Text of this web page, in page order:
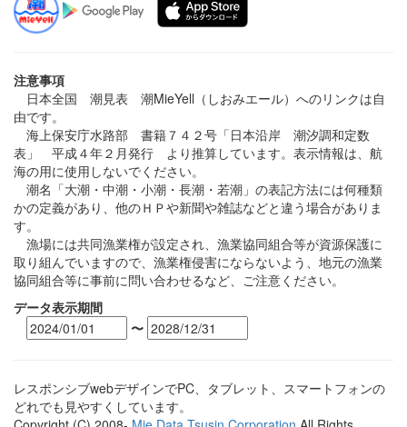
注意事項
日本全国 潮見表 潮MieYell（しおみエール）へのリンクは自
由です。
海上保安庁水路部 書籍７４２号「日本沿岸 潮汐調和定数
表」 平成４年２月発行 より推算しています。表示情報は、航
海の用に使用しないでください。
潮名「大潮・中潮・小潮・長潮・若潮」の表記方法には何種類
かの定義があり、他のＨＰや新聞や雑誌などと違う場合がありま
す。
漁場には共同漁業権が設定され、漁業協同組合等が資源保護に
取り組んでいますので、漁業権侵害にならないよう、地元の漁業
協同組合等に事前に問い合わせるなど、ご注意ください。
データ表示期間
〜
レスポンシブwebデザインでPC、タブレット、スマートフォンの
どれでも見やすくしています。